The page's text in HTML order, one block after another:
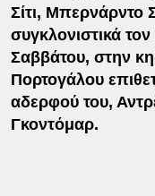
Σίτι, Μπερνάρντο
συγκλονιστικά
Σαββάτου, στην
Πορτογάλου
αδερφού του,
Γκοντόμαρ.